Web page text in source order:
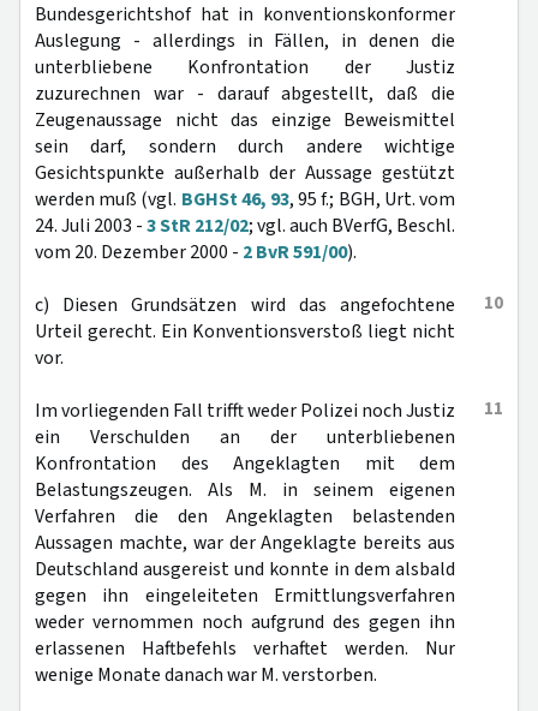
Bundesgerichtshof hat in konventionskonformer
Auslegung - allerdings in Fällen, in denen die
unterbliebene Konfrontation der Justiz
zuzurechnen war - darauf abgestellt, daß die
Zeugenaussage nicht das einzige Beweismittel
sein darf, sondern durch andere wichtige
Gesichtspunkte außerhalb der Aussage gestützt
werden muß (vgl. BGHSt 46, 93, 95 f.; BGH, Urt. vom
24. Juli 2003 -3 StR 212/02; vgl. auch BVerfG, Beschl.
vom 20. Dezember 2000 - 2 BvR 591/00).
10
c) Diesen Grundsätzen wird das angefochtene
Urteil gerecht. Ein Konventionsverstoß liegt nicht
vor.
11
Im vorliegenden Fall trifft weder Polizei noch Justiz
ein Verschulden an der unterbliebenen
Konfrontation des Angeklagten mit dem
Belastungszeugen. Als M. in seinem eigenen
Verfahren die den Angeklagten belastenden
Aussagen machte, war der Angeklagte bereits aus
Deutschland ausgereist und konnte in dem alsbald
gegen ihn eingeleiteten Ermittlungsverfahren
weder vernommen noch aufgrund des gegen ihn
erlassenen Haftbefehls verhaftet werden. Nur
wenige Monate danach war M. verstorben.